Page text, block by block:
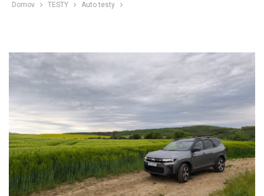
Domov TESTY Auto testy